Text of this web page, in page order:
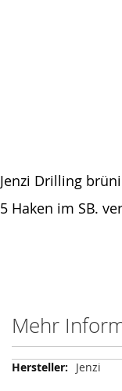
Jenzi Drilling
5 Haken im SB.
Mehr
Mehr
Jenzi